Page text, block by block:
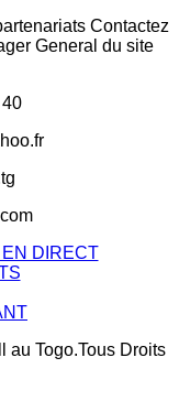
Contactez
General du site
DIRECT
au Togo.Tous Droits